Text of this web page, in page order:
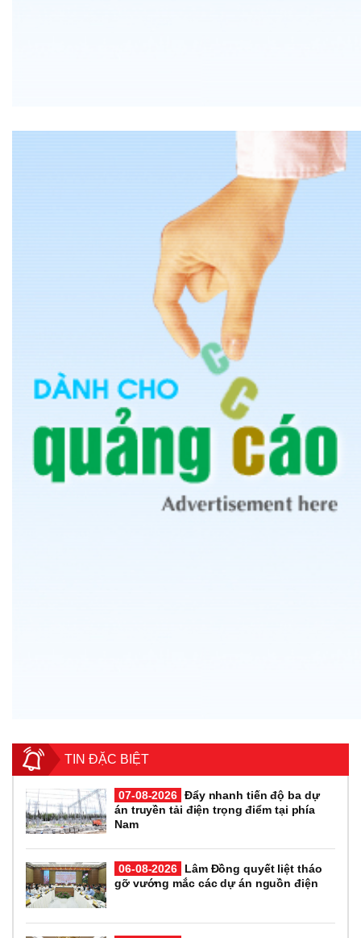
TIN ĐẶC BIỆT
07-08-2026 Đẩy nhanh tiến độ ba dự
án truyền tải điện trọng điểm tại phía
Nam
06-08-2026
Lâm Đồng quyết liệt tháo
gỡ vướng mắc các dự án nguồn điện